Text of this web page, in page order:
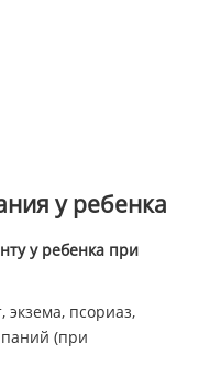
у ребенка
у ребенка при
экзема, псориаз,
(при